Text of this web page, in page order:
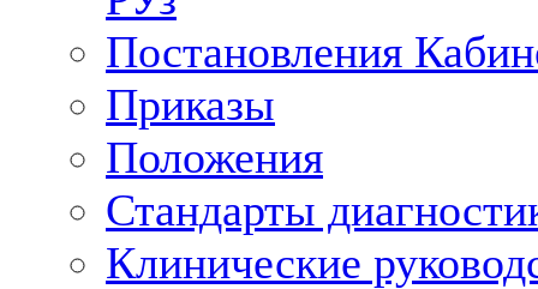
Постановления
Приказы
Положения
Стандарты
Клинические